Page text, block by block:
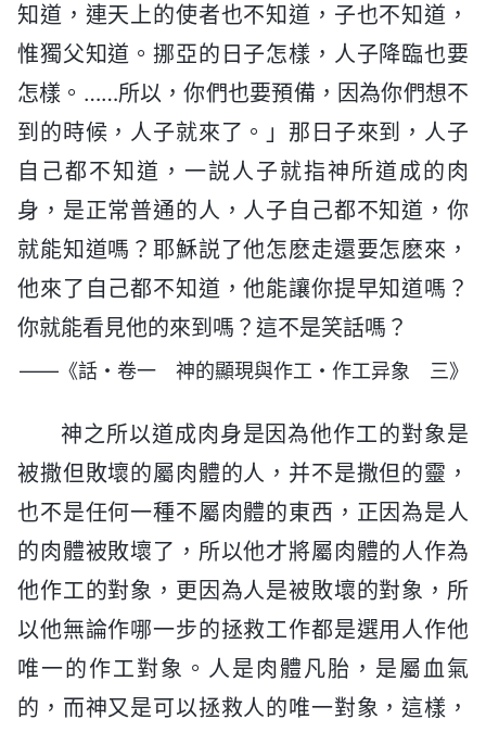
知道，連天上的使者也不知道，子也不知道，
惟獨父知道。挪亞的日子怎樣，人子降臨也要
怎樣。……所以，你們也要預備，因為你們想不
到的時候，人子就來了。」那日子來到，人子
自己都不知道，一説人子就指神所道成的肉
身，是正常普通的人，人子自己都不知道，你
就能知道嗎？耶穌説了他怎麽走還要怎麽來，
他來了自己都不知道，他能讓你提早知道嗎？
你就能看見他的來到嗎？這不是笑話嗎？
——《話・卷一 神的顯現與作工・作工异象 三》
神之所以道成肉身是因為他作工的對象是
被撒但敗壞的屬肉體的人，并不是撒但的靈，
也不是任何一種不屬肉體的東西，正因為是人
的肉體被敗壞了，所以他才將屬肉體的人作為
他作工的對象，更因為人是被敗壞的對象，所
以他無論作哪一步的拯救工作都是選用人作他
唯一的作工對象。人是肉體凡胎，是屬血氣
的，而神又是可以拯救人的唯一對象，這樣，